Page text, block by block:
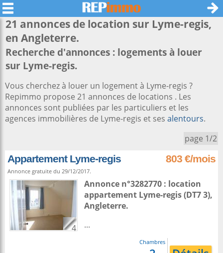
21 annonces de location sur Lyme-regis,
en Angleterre.
Recherche d'annonces : logements à louer
sur Lyme-regis.
Vous cherchez à louer un logement à Lyme-regis ?
Repimmo propose 21 annonces de locations . Les
annonces sont publiées par les particuliers et les
agences immobilières de Lyme-regis et ses alentours.
page 1/2
Appartement Lyme-regis 803 €/mois
Annonce gratuite du 29/12/2017.
4
Annonce n°3282770 : location
appartement Lyme-regis(DT7 3),
Angleterre.
...
Chambres